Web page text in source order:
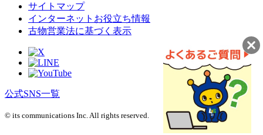
サイトマップ
インターネットお役立ち情報
古物営業法に基づく表示
公式SNS一覧
© its communications Inc. All rights reserved.